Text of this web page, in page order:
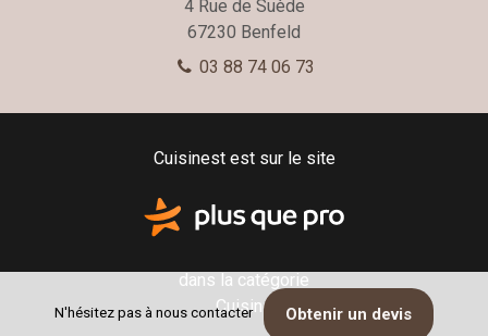
N'hésitez pas à nous contacter Obtenir un devis
4 Rue de Suède
67230 Benfeld
03 88 74 06 73
Cuisinest est sur le site
dans la catégorie
Cuisine